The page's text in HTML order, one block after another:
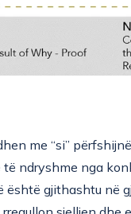
me “si”
ndryshme nga
është gjithashtu në